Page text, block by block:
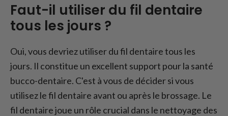
Faut-il utiliser du fil dentaire
tous les jours ?
Oui, vous devriez utiliser du fil dentaire tous les
jours. Il constitue un excellent support pour la santé
bucco-dentaire. C'est à vous de décider si vous
utilisez le fil dentaire avant ou après le brossage. Le
fil dentaire joue un rôle crucial dans le nettoyage des